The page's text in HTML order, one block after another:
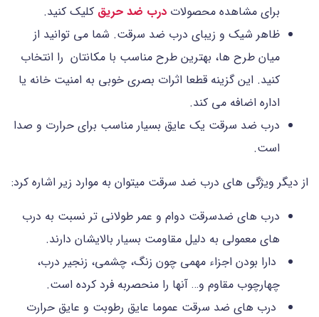
برای مشاهده محصولات درب ضد حریق کلیک کنید.
ظاهر شیک و زیبای درب ضد سرقت. شما می توانید از
میان طرح ها، بهترین طرح مناسب با مکانتان را انتخاب
کنید. این گزینه قطعا اثرات بصری خوبی به امنیت خانه یا
اداره اضافه می کند.
درب ضد سرقت یک عایق بسیار مناسب برای حرارت و صدا
است.
از دیگر ویژگی های درب ضد سرقت میتوان به موارد زیر اشاره کرد:
درب های ضدسرقت دوام و عمر طولانی تر نسبت به درب
های معمولی به دلیل مقاومت بسیار بالایشان دارند.
دارا بودن اجزاء مهمی چون زنگ، چشمی، زنجیر درب،
چهارچوب مقاوم و… آنها را منحصربه فرد کرده است.
درب های ضد سرقت عموما عایق رطوبت و عایق حرارت